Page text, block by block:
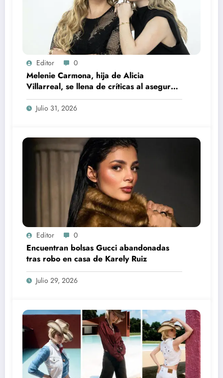
Editor 0
Melenie Carmona, hija de Alicia
Villarreal, se llena de críticas al asegurar
que no quiere trabajar
Julio 31, 2026
Editor 0
Encuentran bolsas Gucci abandonadas
tras robo en casa de Karely Ruiz
Julio 29, 2026